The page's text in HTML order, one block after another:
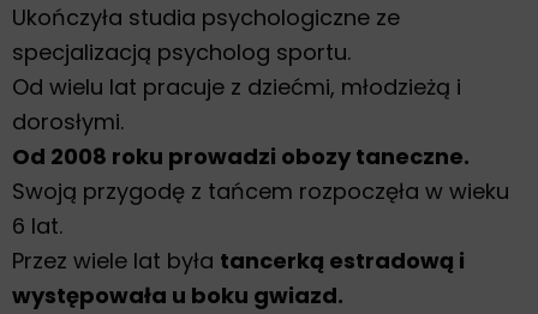
Ukończyła studia psychologiczne ze
specjalizacją psycholog sportu.
Od wielu lat pracuje z dziećmi, młodzieżą i
dorosłymi.
Od 2008 roku prowadzi obozy taneczne.
Swoją przygodę z tańcem rozpoczęła w wieku
6 lat.
Przez wiele lat była tancerką estradową i
występowała u boku gwiazd.